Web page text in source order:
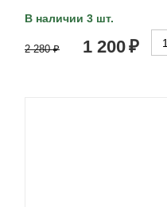
В наличии 3 шт.
2 280 ₽ 1 200₽